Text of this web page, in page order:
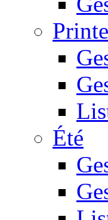
Été